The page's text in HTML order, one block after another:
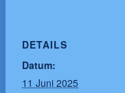
DETAILS
Datum:
11 Juni 2025